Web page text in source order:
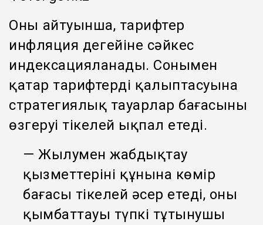
Оның айтуынша, тарифтер
инфляция деңгейіне сәйкес
индексацияланады. Сонымен
қатар тарифтердің қалыптасуына
стратегиялық тауарлар бағасының
өзгеруі тікелей ықпал етеді.
— Жылумен жабдықтау
қызметтерінің құнына көмір
бағасы тікелей әсер етеді, оның
қымбаттауы түпкі тұтынушы